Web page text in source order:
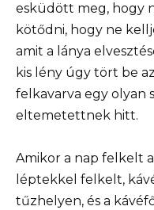
esküdött meg, hogy
kötődni, hogy ne
amit a lánya
kis lény úgy tört be
felkavarva egy olyan
eltemetettnek hitt.
Amikor a nap felkelt
léptekkel felkelt,
tűzhelyen, és a